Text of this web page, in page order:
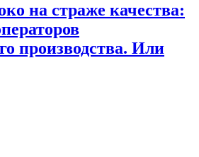
на страже качества:
производства. Или